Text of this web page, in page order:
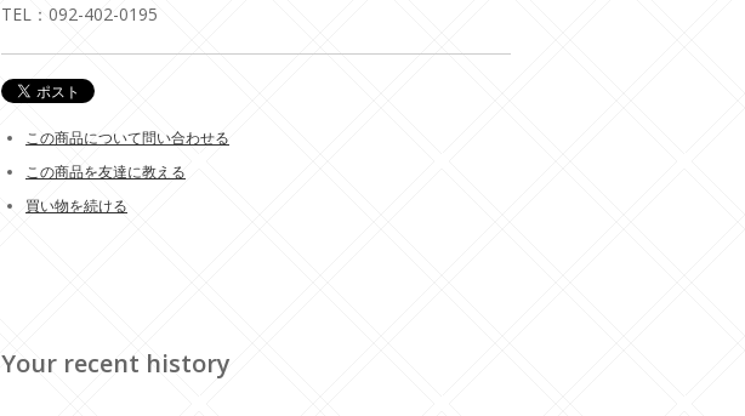
TEL：092-402-0195
この商品について問い合わせる
この商品を友達に教える
買い物を続ける
Your recent history